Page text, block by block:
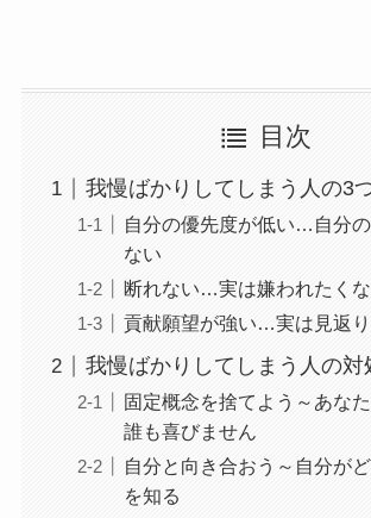
目次
我慢ばかりしてしまう人の3
自分の優先度が低い…自分
ない
断れない…実は嫌われたく
貢献願望が強い…実は見返
我慢ばかりしてしまう人の対
固定概念を捨てよう～あな
誰も喜びません
自分と向き合おう～自分が
を知る